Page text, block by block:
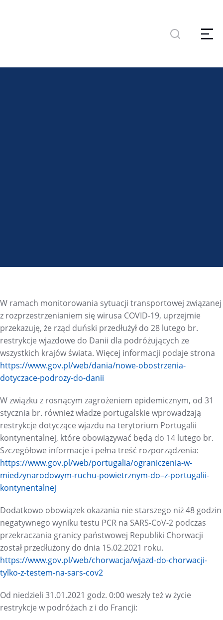
W ramach monitorowania sytuacji transportowej związanej
z rozprzestrzenianiem się wirusa COVID-19, uprzejmie
przekazuję, że rząd duński przedłużył do 28 lutego br.
restrykcje wjazdowe do Danii dla podróżujących ze
wszystkich krajów świata. Więcej informacji podaje strona
https://www.gov.pl/web/dania/nowe-obostrzenia-
dotyczace-podrozy-do-danii
W związku z rosnącym zagrożeniem epidemicznym, od 31
stycznia br. również władze portugalskie wprowadzają
restrykcje dotyczące wjazdu na terytorium Portugalii
kontynentalnej, które obowiązywać będą do 14 lutego br.
Szczegółowe informacje i pełna treść rozporządzenia:
https://www.gov.pl/web/portugalia/ograniczenia-w-
miedzynarodowym-ruchu-powietrznym-do–z-portugalii-
kontynentalnej
Dodatkowo obowiązek okazania nie starszego niż 48 godzin
negatywnego wyniku testu PCR na SARS-CoV-2 podczas
przekraczania granicy państwowej Republiki Chorwacji
został przedłużony do dnia 15.02.2021 roku.
https://www.gov.pl/web/chorwacja/wjazd-do-chorwacji-
tylko-z-testem-na-sars-cov2
Od niedzieli 31.01.2021 godz. 0:00 weszły też w życie
restrykcje w podróżach z i do Francji: